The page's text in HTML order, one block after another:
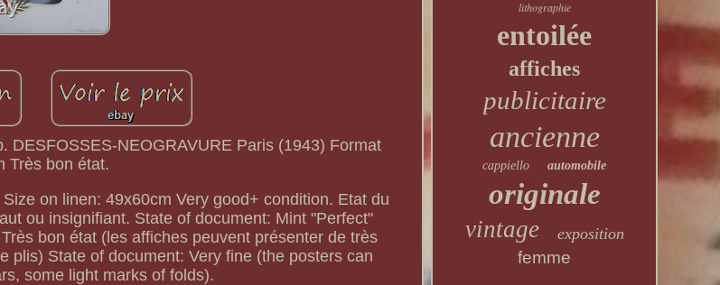
DESFOSSES-NEOGRAVURE Paris (1943) Format
Très bon état.
on linen: 49x60cm Very good+ condition. Etat du
ou insignifiant. State of document: Mint "Perfect"
bon état (les affiches peuvent présenter de très
plis) State of document: Very fine (the posters can
some light marks of folds).
lithographie
entoilée
affiches
publicitaire
ancienne
cappiello automobile
originale
vintage exposition
femme